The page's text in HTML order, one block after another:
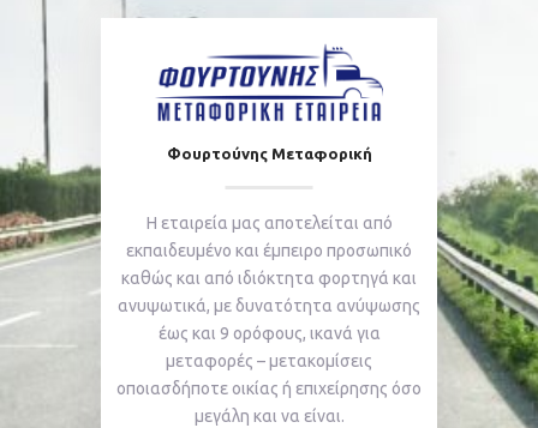
Φουρτούνης Μεταφορική
Η εταιρεία μας αποτελείται από
εκπαιδευμένο και έμπειρο προσωπικό
καθώς και από ιδιόκτητα φορτηγά και
ανυψωτικά, με δυνατότητα ανύψωσης
έως και 9 ορόφους, ικανά για
μεταφορές – μετακομίσεις
οποιασδήποτε οικίας ή επιχείρησης όσο
μεγάλη και να είναι.